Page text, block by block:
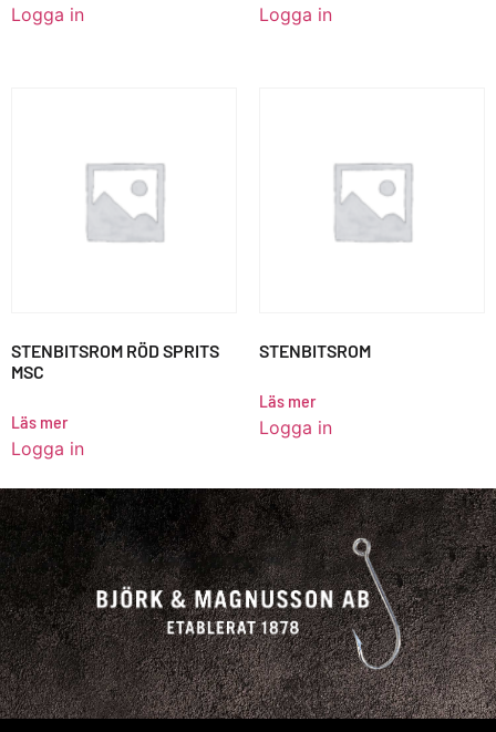
Logga in Logga in
STENBITSROM RÖD SPRITS
MSC
Läs mer
Logga in
STENBITSROM
Läs mer
Logga in